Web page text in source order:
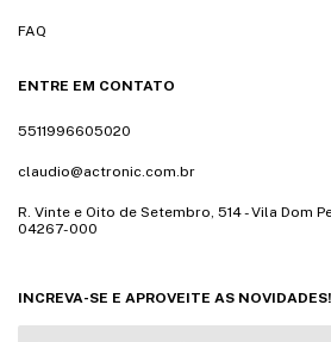
FAQ
ENTRE EM CONTATO
5511996605020
claudio@actronic.com.br
R. Vinte e Oito de Setembro, 514 - Vila Dom
04267-000
INCREVA-SE E APROVEITE AS NOVIDADES!